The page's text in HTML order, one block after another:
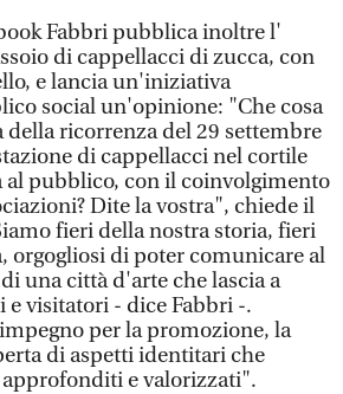
Fabbri pubblica inoltre l'
di cappellacci di zucca, con
e lancia un'iniziativa
social un'opinione: "Che cosa
della ricorrenza del 29 settembre
di cappellacci nel cortile
al pubblico, con il coinvolgimento
Dite la vostra", chiede il
fieri della nostra storia, fieri
orgogliosi di poter comunicare al
una città d'arte che lascia a
e visitatori - dice Fabbri -.
per la promozione, la
di aspetti identitari che
e valorizzati".